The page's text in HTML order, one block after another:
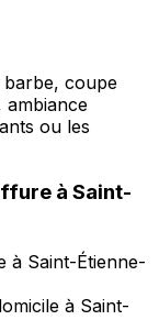
barbe, coupe
ambiance
ou les
à Saint-
à Saint-Étienne-
à Saint-